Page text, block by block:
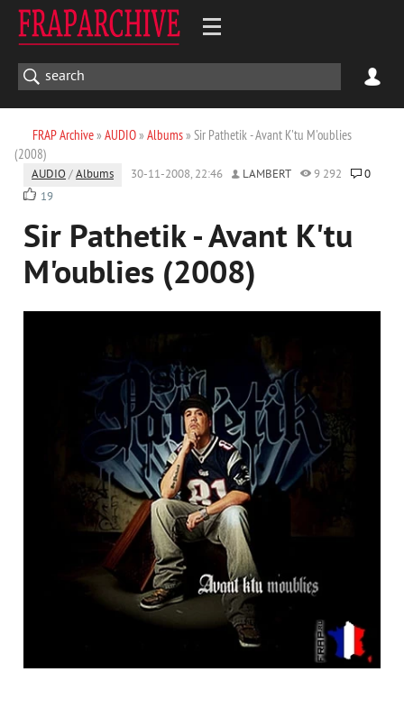
FRAP Archive» AUDIO» Albums» Sir Pathetik - Avant K'tu M'oublies
(2008)
AUDIO /Albums 30-11-2008, 22:46 LAMBERT 9 292
0
19
Sir Pathetik - Avant K'tu
M'oublies (2008)